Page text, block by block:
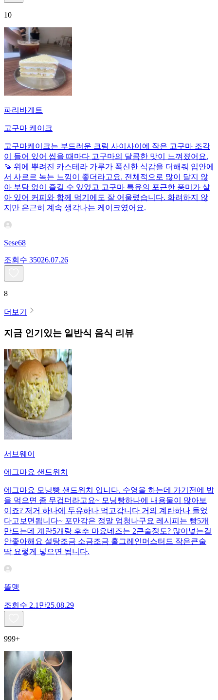
10
파리바게트
고구마 케이크
고구마케이크는 부드러운 크림 사이사이에 작은 고구마 조각
이 들어 있어 씹을 때마다 고구마의 달콤한 맛이 느껴졌어요.
🍠 위에 뿌려진 카스테라 가루가 폭신한 식감을 더해줘 입안에
서 사르르 녹는 느낌이 좋더라고요. 전체적으로 많이 달지 않
아 부담 없이 즐길 수 있었고 고구마 특유의 포근한 풍미가 살
아 있어 커피와 함께 먹기에도 잘 어울렸습니다. 화려하지 않
지만 은근히 계속 생각나는 케이크였어요.
Sese68
조회수 35026.07.26
8
더보기
지금 인기있는 일반식 음식 리뷰
서브웨이
에그마요 샌드위치
에그마요 모닝빵 샌드위치 입니다. 수영을 하는데 가기전에 밥
을 먹으면 좀 무겁더라고요~ 모닝빵하나에 내용물이 많아보
이죠? 저거 하나에 두유하나 먹고갑니다 거의 계란하나 들었
다고보면됩니다~ 포만감은 정말 엄청나구요 레시피는 빵5개
만드는데 계란5개랑 후추 마요네즈는 2큰술정도? 많이넣는걸
안좋아해요 설탕조금 소금조금 홀그레인머스터드 작은큰술
딱 요렇게 넣으면 됩니다.
똘맹
조회수 2.1만25.08.29
999+